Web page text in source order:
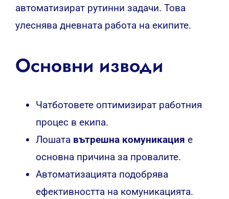
автоматизират рутинни задачи. Това
улеснява дневната работа на екипите.
Основни изводи
Чатботовете оптимизират работния
процес в екипа.
Лошата вътрешна комуникация е
основна причина за провалите.
Автоматизацията подобрява
ефективността на комуникацията.